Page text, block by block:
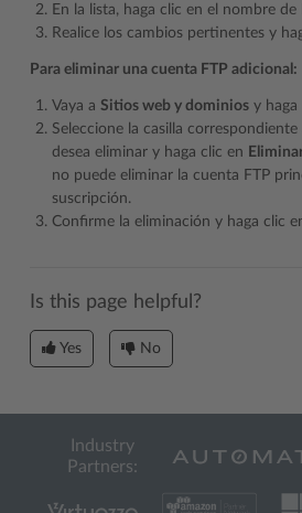
En la lista, haga clic en el nombre de
Realice los cambios pertinentes y
Para eliminar una cuenta FTP adicional:
Vaya a Sitios web y dominios y haga
Seleccione la casilla
desea eliminar y haga clic en
no puede eliminar la cuenta FTP
suscripción.
Confirme la eliminación y haga clic
Is this page helpful?
Yes No
Industry
Partners: